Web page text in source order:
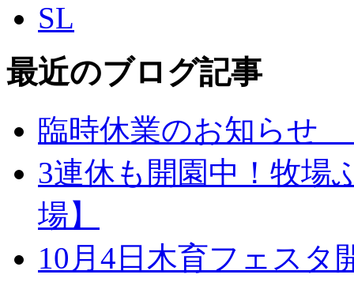
SL
最近のブログ記事
臨時休業のお知らせ
3連休も開園中！牧場
場】
10月4日木育フェスタ